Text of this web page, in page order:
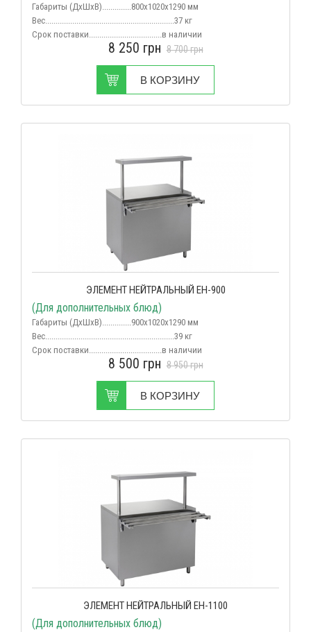
Габариты (ДхШхВ)..............800х1020х1290 мм
Вес..............................................................37 кг
Срок поставки...................................в наличии
8 250 грн 8 700грн
В КОРЗИНУ
ЭЛЕМЕНТ НЕЙТРАЛЬНЫЙ ЕН-900
(Для дополнительных блюд)
Габариты (ДхШхВ)..............900х1020х1290 мм
Вес..............................................................39 кг
Срок поставки...................................в наличии
8 500 грн 8 950грн
В КОРЗИНУ
ЭЛЕМЕНТ НЕЙТРАЛЬНЫЙ ЕН-1100
(Для дополнительных блюд)